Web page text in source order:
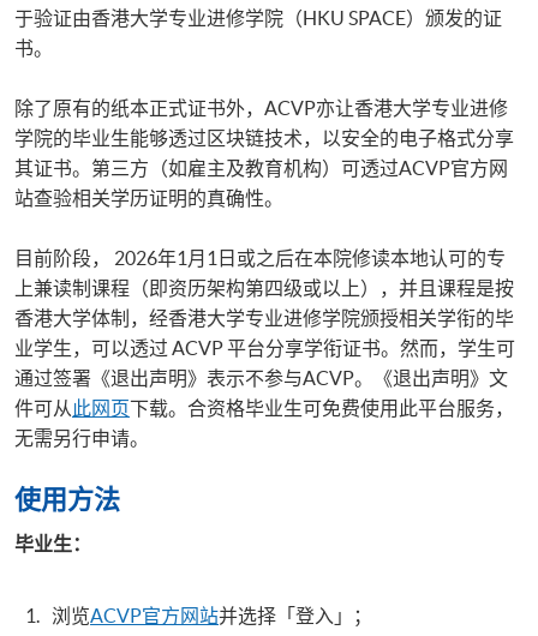
于验证由香港大学专业进修学院（HKU SPACE）颁发的证
书。
除了原有的纸本正式证书外，ACVP亦让香港大学专业进修
学院的毕业生能够透过区块链技术，以安全的电子格式分享
其证书。第三方（如雇主及教育机构）可透过ACVP官方网
站查验相关学历证明的真确性。
目前阶段， 2026年1月1日或之后在本院修读本地认可的专
上兼读制课程（即资历架构第四级或以上），并且课程是按
香港大学体制，经香港大学专业进修学院颁授相关学衔的毕
业学生，可以透过 ACVP 平台分享学衔证书。然而，学生可
通过签署《退出声明》表示不参与ACVP。《退出声明》文
件可从 此网页下载。合资格毕业生可免费使用此平台服务，
无需另行申请。
使用方法
毕业生：
浏览ACVP官方网站并选择「登入」；